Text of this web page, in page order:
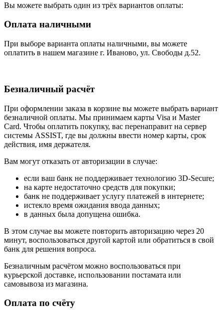
Вы можете выбрать один из трёх вариантов оплаты:
Оплата наличными
При выборе варианта оплаты наличными, вы можете
оплатить в нашем магазине г. Иваново, ул. Свободы д.52.
Безналичный расчёт
При оформлении заказа в корзине вы можете выбрать вариант
безналичной оплаты. Мы принимаем карты Visa и Master
Card. Чтобы оплатить покупку, вас перенаправит на сервер
системы ASSIST, где вы должны ввести номер карты, срок
действия, имя держателя.
Вам могут отказать от авторизации в случае:
если ваш банк не поддерживает технологию 3D-Secure;
на карте недостаточно средств для покупки;
банк не поддерживает услугу платежей в интернете;
истекло время ожидания ввода данных;
в данных была допущена ошибка.
В этом случае вы можете повторить авторизацию через 20
минут, воспользоваться другой картой или обратиться в свой
банк для решения вопроса.
Безналичным расчётом можно воспользоваться при
курьерской доставке, использовании постамата или
самовывоза из магазина.
Оплата по счёту